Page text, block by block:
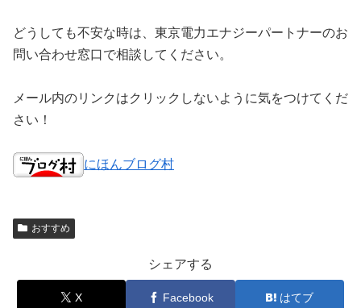
どうしても不安な時は、東京電力エナジーパートナーのお
問い合わせ窓口で相談してください。
メール内のリンクはクリックしないように気をつけてくだ
さい！
にほんブログ村
おすすめ
シェアする
X Facebook はてブ